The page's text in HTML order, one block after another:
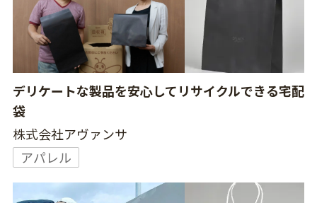
デリケートな製品を安心してリサイクルできる宅配
袋
株式会社アヴァンサ
アパレル